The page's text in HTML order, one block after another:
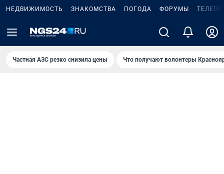
НЕДВИЖИМОСТЬ ЗНАКОМСТВА ПОГОДА ФОРУМЫ
Частная АЗС резко снизила цены Что получают волонтеры